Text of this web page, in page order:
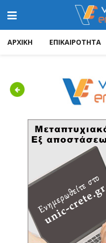
ΑΡΧΙΚΗ ΕΠΙΚΑΙΡΟΤΗΤΑ
Previous